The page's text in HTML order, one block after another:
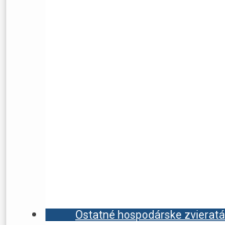
Ostatné hospodárske zvieratá